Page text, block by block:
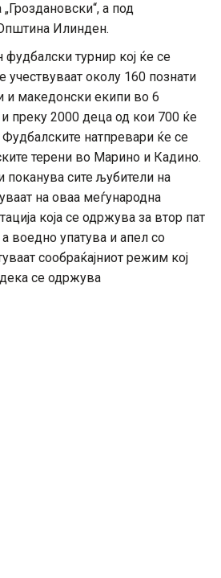
а под
Илинден.
фудбалски турнир кој ќе се
учествуваат околу 160 познати
и македонски екипи во 6
преку 2000 деца од кои 700 ќе
натпревари ќе се
терени во Марино и Кадино.
сите љубители на
на оваа меѓународна
која се одржува за втор пат
воедно упатува и апел со
сообраќајниот режим кој
се одржува